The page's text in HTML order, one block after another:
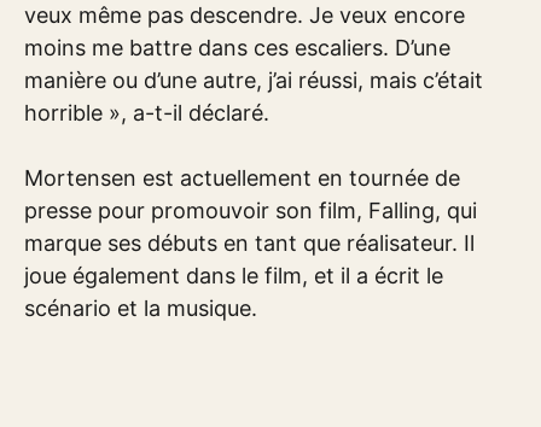
veux même pas descendre. Je veux encore
moins me battre dans ces escaliers. D’une
manière ou d’une autre, j’ai réussi, mais c’était
horrible », a-t-il déclaré.
Mortensen est actuellement en tournée de
presse pour promouvoir son film, Falling, qui
marque ses débuts en tant que réalisateur. Il
joue également dans le film, et il a écrit le
scénario et la musique.